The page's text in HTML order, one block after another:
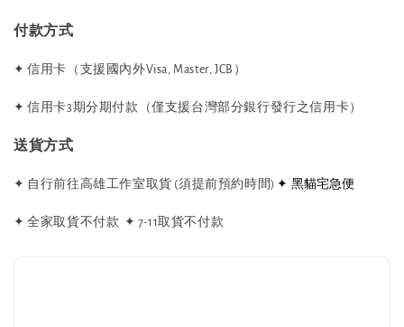
付款方式
✦ 信用卡（支援國內外Visa, Master, JCB）
✦ 信用卡3期分期付款（僅支援台灣部分銀行發行之信用卡）
送貨方式
✦ 自行前往高雄工作室取貨 (須提前預約時間) ✦ 黑貓宅急便
✦ 全家取貨不付款 ✦ 7-11取貨不付款